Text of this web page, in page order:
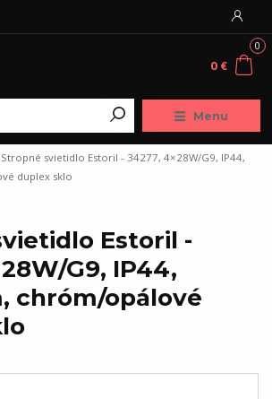
Menu
0
0 €
Stropné svietidlo Estoril - 34277, 4×28W/G9, IP44,
duplex sklo
Estoril -
G9, IP44,
chróm/opálové